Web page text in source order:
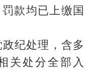
款均已上缴国
纪处理，含多
关处分全部入